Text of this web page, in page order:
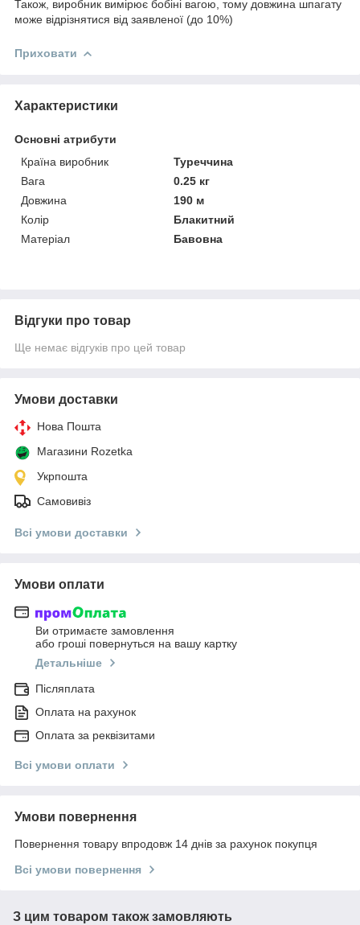
Також, виробник вимірює бобіні вагою, тому довжина шпагату
може відрізнятися від заявленої (до 10%)
Приховати
Характеристики
Основні атрибути
Країна виробник
Туреччина
Вага
0.25 кг
Довжина
190 м
Колір
Блакитний
Матеріал
Бавовна
Відгуки про товар
Ще немає відгуків про цей товар
Умови доставки
Нова Пошта
Магазини Rozetka
Укрпошта
Самовивіз
Всі умови доставки
Умови оплати
Ви отримаєте замовлення
або гроші повернуться на вашу картку
Детальніше
Післяплата
Оплата на рахунок
Оплата за реквізитами
Всі умови оплати
Умови повернення
Повернення товару впродовж 14 днів за рахунок покупця
Всі умови повернення
З цим товаром також замовляють